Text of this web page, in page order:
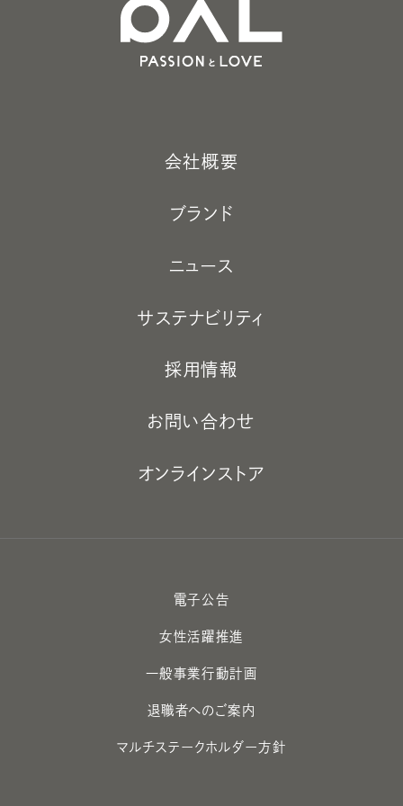
会社概要
ブランド
ニュース
サステナビリティ
採用情報
お問い合わせ
オンラインストア
電子公告
女性活躍推進
一般事業行動計画
退職者へのご案内
マルチステークホルダー方針